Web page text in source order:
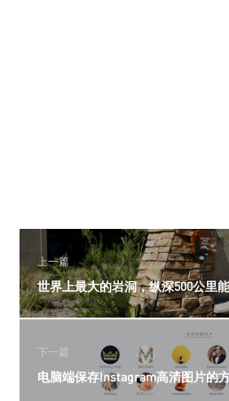
上一篇
世界上最大的岩洞，纵深500公里
下一篇
电脑端保存Instagram高清图片的